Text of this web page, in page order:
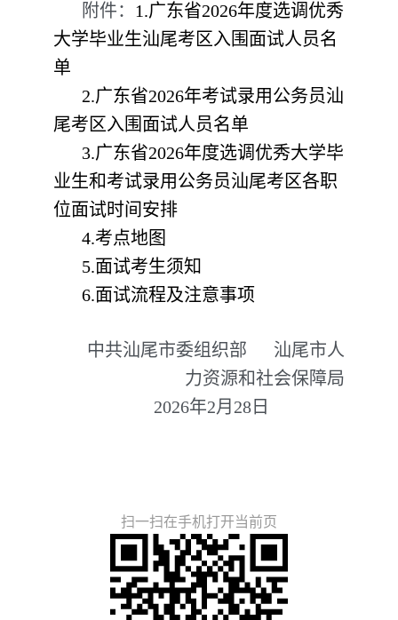
附件： 1.广东省2026年度选调优秀
大学毕业生汕尾考区入围面试人员名
单
2.广东省2026年考试录用公务员汕
尾考区入围面试人员名单
3.广东省2026年度选调优秀大学毕
业生和考试录用公务员汕尾考区各职
位面试时间安排
4.考点地图
5.面试考生须知
6.面试流程及注意事项
中共汕尾市委组织部 汕尾市人
力资源和社会保障局
2026年2月28日
扫一扫在手机打开当前页